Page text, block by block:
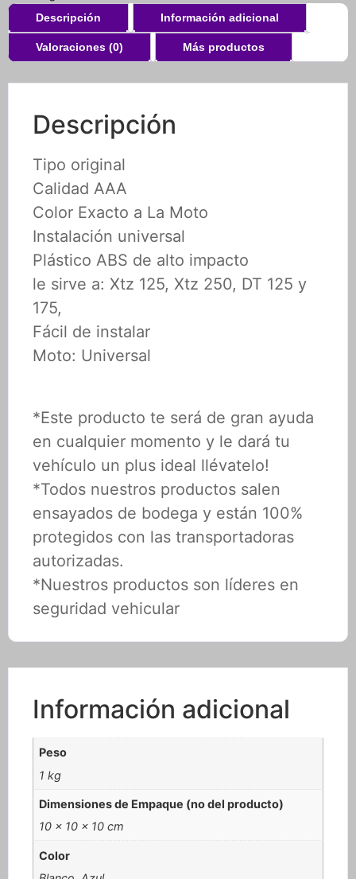
Descripción Información adicional
Valoraciones (0) Más productos
Descripción
Tipo original
Calidad AAA
Color Exacto a La Moto
Instalación universal
Plástico ABS de alto impacto
le sirve a: Xtz 125, Xtz 250, DT 125 y
175,
Fácil de instalar
Moto: Universal
*Este producto te será de gran ayuda
en cualquier momento y le dará tu
vehículo un plus ideal llévatelo!
*Todos nuestros productos salen
ensayados de bodega y están 100%
protegidos con las transportadoras
autorizadas.
*Nuestros productos son líderes en
seguridad vehicular
Información adicional
Peso
1 kg
Dimensiones de Empaque (no del producto)
10 × 10 × 10 cm
Color